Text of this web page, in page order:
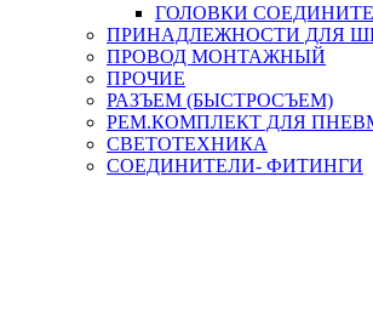
ГОЛОВКИ
ПРИНАДЛЕЖНОСТИ ДЛЯ
ПРОВОД МОНТАЖНЫЙ
ПРОЧИЕ
РАЗЪЕМ (БЫСТРОСЪЕМ)
РЕМ.КОМПЛЕКТ ДЛЯ
СВЕТОТЕХНИКА
СОЕДИНИТЕЛИ- ФИТИНГИ